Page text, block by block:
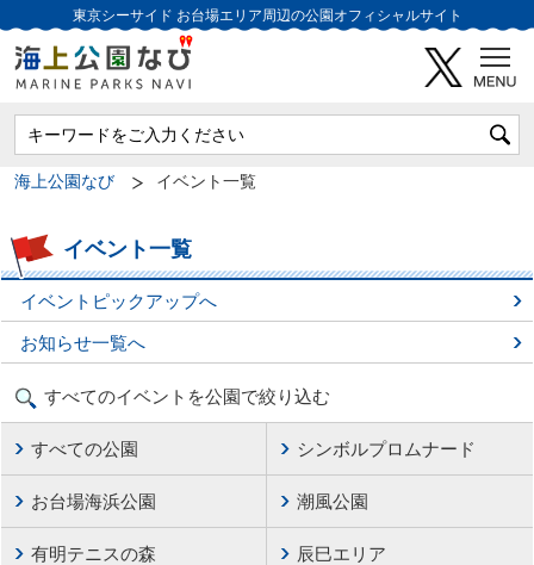
東京シーサイド お台場エリア周辺の公園オフィシャルサイト
海上公園なび イベント一覧
イベント一覧
イベントピックアップへ
お知らせ一覧へ
すべてのイベントを公園で絞り込む
すべての公園 シンボルプロムナード
お台場海浜公園 潮風公園
有明テニスの森 辰巳エリア